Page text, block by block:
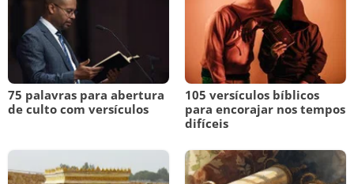
75 palavras para abertura
de culto com versículos
105 versículos bíblicos
para encorajar nos tempos
difíceis